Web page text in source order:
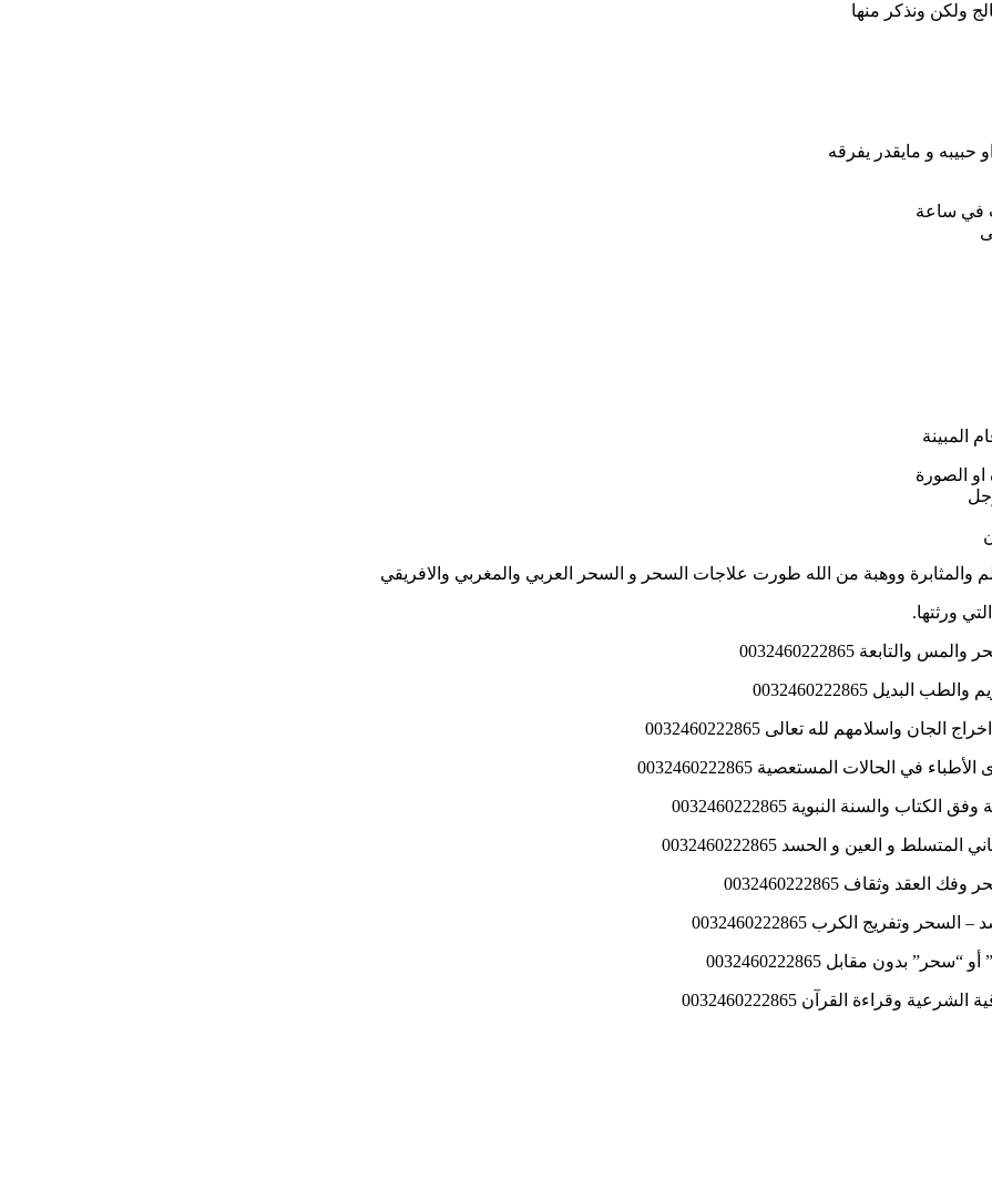
ولكن ونذكر منها
و مايقدر يفرقه
في ساعة
المبينة
الصورة
والمثابرة ووهبة من الله طورت علاجات السحر و السحر العربي والمغربي والافريقي
ورثتها.
0032460222865
0032460222865
لله تعالى 0032460222865
الحالات المستعصية 0032460222865
النبوية 0032460222865
و العين و الحسد 0032460222865
وثقاف 0032460222865
الكرب 0032460222865
مقابل 0032460222865
القرآن 0032460222865